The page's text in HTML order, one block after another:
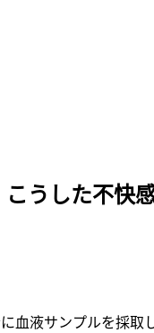
うした不快
血液サンプルを採